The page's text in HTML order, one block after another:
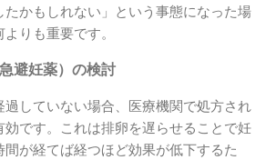
たかもしれない」という事態になった場
りも重要です。
避妊薬）の検討
過していない場合、医療機関で処方され
効です。これは排卵を遅らせることで妊
が経てば経つほど効果が低下するた